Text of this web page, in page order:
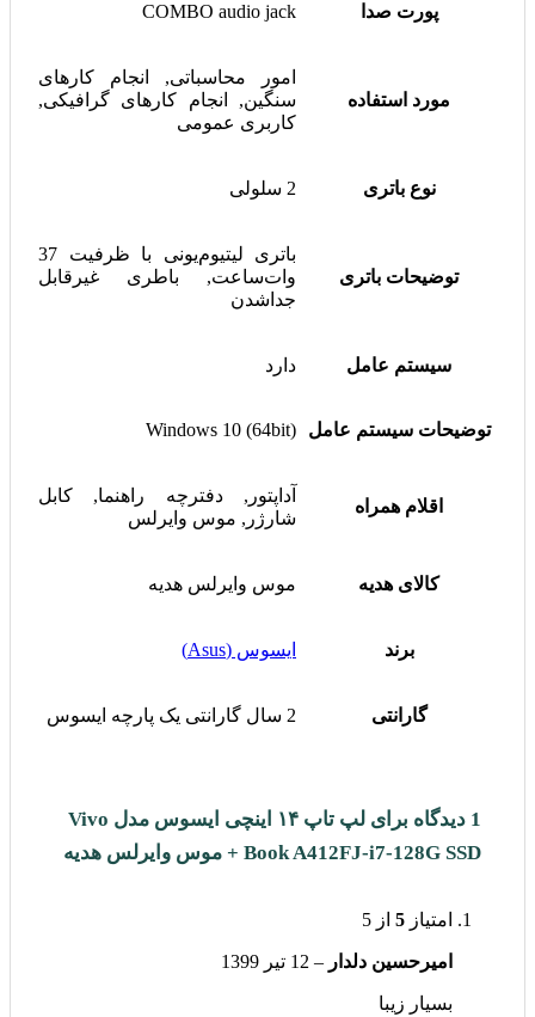
پورت صدا COMBO audio jack
مورد استفاده
امور محاسباتی, انجام کارهای
سنگین, انجام کارهای گرافیکی,
کاربری عمومی
نوع باتری 2 سلولی
توضیحات باتری
باتری لیتیوم‌یونی با ظرفیت 37
وات‌ساعت, باطری غیرقابل
جداشدن
سیستم عامل دارد
توضیحات سیستم عامل Windows 10 (64bit)
اقلام همراه
آداپتور, دفترچه راهنما, کابل
شارژر, موس وایرلس
کالای هدیه موس وایرلس هدیه
برند ایسوس (Asus)
گارانتی 2 سال گارانتی یک پارچه ایسوس
1 دیدگاه برای
لپ تاپ ۱۴ اینچی ایسوس مدل Vivo
Book A412FJ-i7-128G SSD + موس وایرلس هدیه
امتیاز 5 از 5
امیرحسین دلدار – 12 تیر 1399
بسیار زیبا